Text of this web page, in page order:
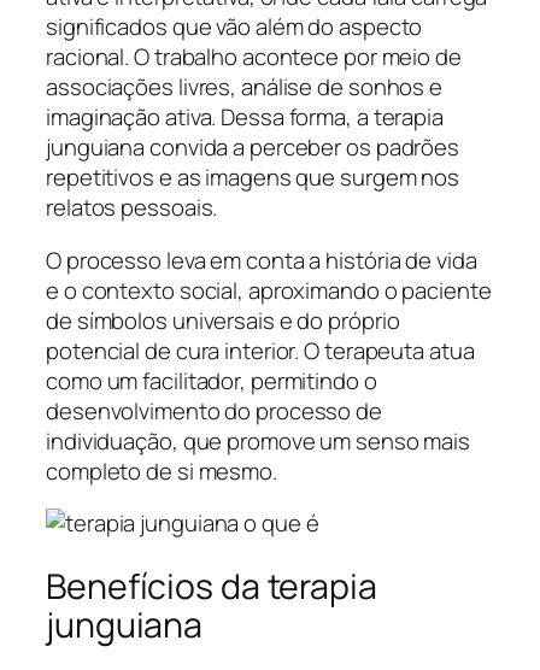
significados que vão além do aspecto
racional. O trabalho acontece por meio de
associações livres, análise de sonhos e
imaginação ativa. Dessa forma, a terapia
junguiana convida a perceber os padrões
repetitivos e as imagens que surgem nos
relatos pessoais.
O processo leva em conta a história de vida
e o contexto social, aproximando o paciente
de símbolos universais e do próprio
potencial de cura interior. O terapeuta atua
como um facilitador, permitindo o
desenvolvimento do processo de
individuação, que promove um senso mais
completo de si mesmo.
Benefícios da terapia
junguiana